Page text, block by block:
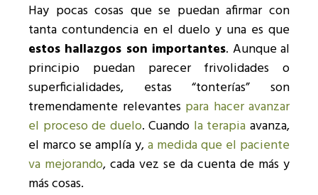
Hay pocas cosas que se puedan afirmar con
tanta contundencia en el duelo y una es que
estos hallazgos son importantes. Aunque al
principio puedan parecer frivolidades o
superficialidades, estas “tonterías” son
tremendamente relevantes para hacer avanzar
el proceso de duelo. Cuando la terapia avanza,
el marco se amplía y,a medida que el paciente
va mejorando, cada vez se da cuenta de más y
más cosas.